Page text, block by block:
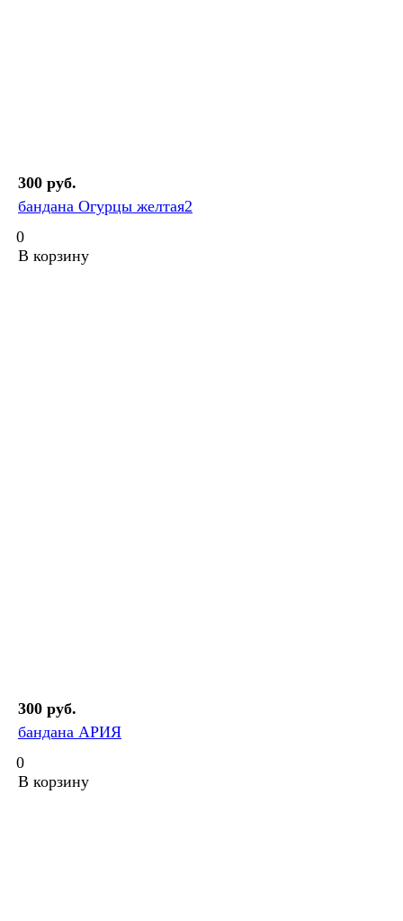
300 руб.
бандана Огурцы желтая2
0
В корзину
300 руб.
бандана АРИЯ
0
В корзину